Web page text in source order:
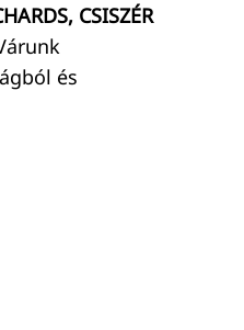
CSISZÉR
és